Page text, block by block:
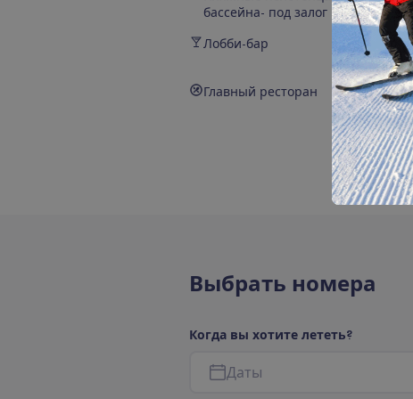
бассейна- под залог
Лобби-бар
Главный ресторан
Выбрать номера
Когда вы хотите лететь?
Даты